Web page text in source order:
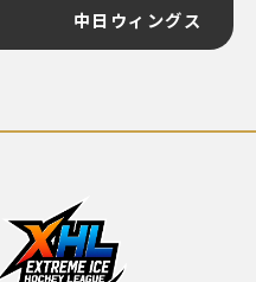
中日ウィングス